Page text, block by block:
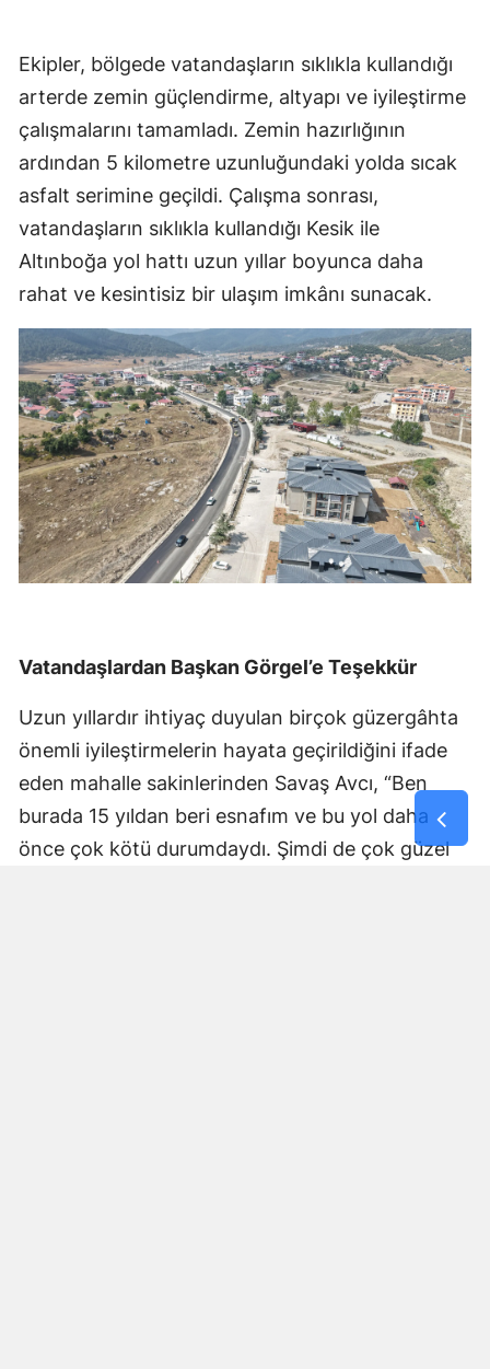
Ekipler, bölgede vatandaşların sıklıkla kullandığı
arterde zemin güçlendirme, altyapı ve iyileştirme
çalışmalarını tamamladı. Zemin hazırlığının
ardından 5 kilometre uzunluğundaki yolda sıcak
asfalt serimine geçildi. Çalışma sonrası,
vatandaşların sıklıkla kullandığı Kesik ile
Altınboğa yol hattı uzun yıllar boyunca daha
rahat ve kesintisiz bir ulaşım imkânı sunacak.
Vatandaşlardan Başkan Görgel’e Teşekkür
Uzun yıllardır ihtiyaç duyulan birçok güzergâhta
önemli iyileştirmelerin hayata geçirildiğini ifade
eden mahalle sakinlerinden Savaş Avcı, “Ben
burada 15 yıldan beri esnafım ve bu yol daha
önce çok kötü durumdaydı. Şimdi de çok güzel